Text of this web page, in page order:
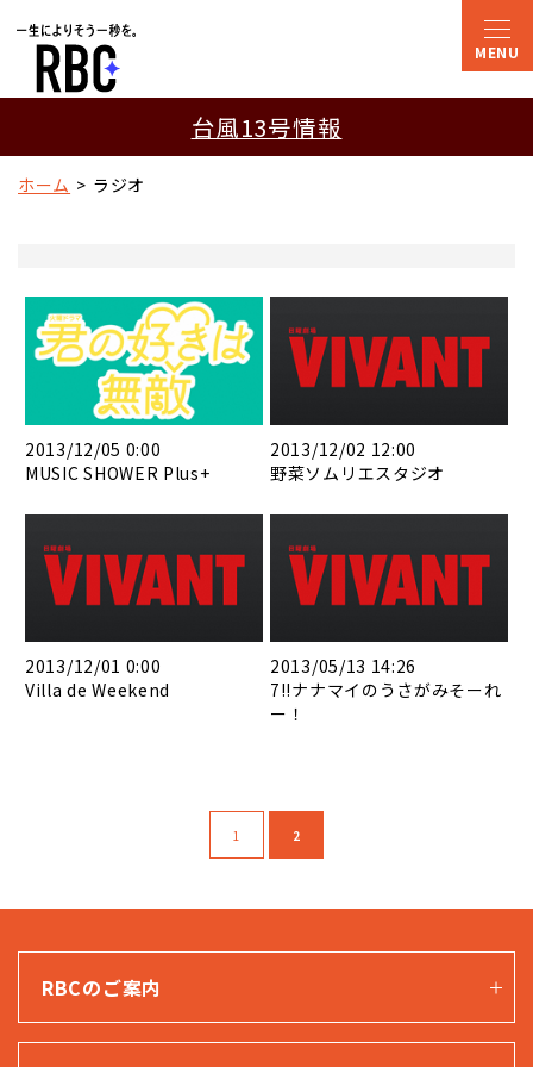
台風13号情報
ホーム ラジオ
2013/12/05 0:00
MUSIC SHOWER Plus+
2013/12/02 12:00
野菜ソムリエスタジオ
2013/12/01 0:00
Villa de Weekend
2013/05/13 14:26
7!!ナナマイのうさがみそーれ
ー！
1 2
RBCのご案内